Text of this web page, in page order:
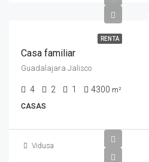
RENTA
Casa familiar
Guadalajara Jalisco
4 2 1 4300 m²
CASAS
Vidusa